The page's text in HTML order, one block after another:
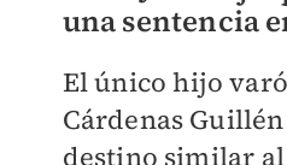
una sentencia
El único hijo
Cárdenas
destino similar